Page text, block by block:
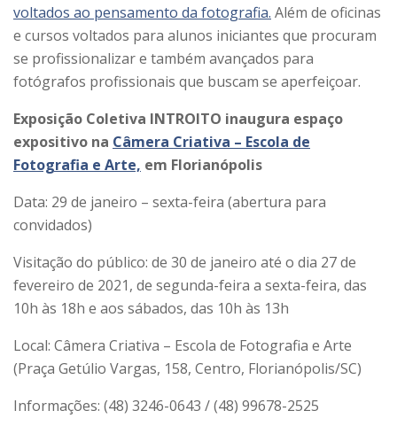
voltados ao pensamento da fotografia. Além de oficinas
e cursos voltados para alunos iniciantes que procuram
se profissionalizar e também avançados para
fotógrafos profissionais que buscam se aperfeiçoar.
Exposição Coletiva INTROITO inaugura espaço
expositivo na Câmera Criativa – Escola de
Fotografia e Arte, em Florianópolis
Data: 29 de janeiro – sexta-feira (abertura para
convidados)
Visitação do público: de 30 de janeiro até o dia 27 de
fevereiro de 2021, de segunda-feira a sexta-feira, das
10h às 18h e aos sábados, das 10h às 13h
Local: Câmera Criativa – Escola de Fotografia e Arte
(Praça Getúlio Vargas, 158, Centro, Florianópolis/SC)
Informações: (48) 3246-0643 / (48) 99678-2525